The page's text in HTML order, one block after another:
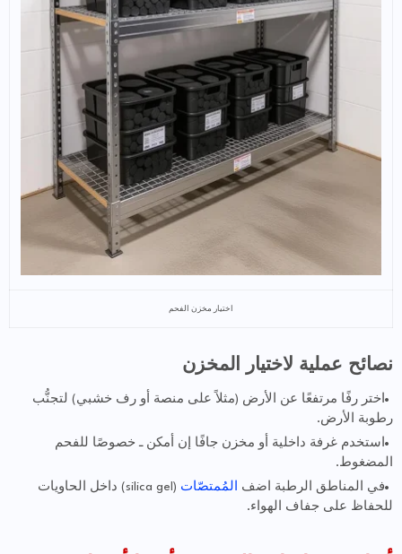
اختيار مخزن الفحم
نصائح عملية لاختيار المخزن
اختر رفًا مرتفعًا عن الأرض (مثلاً على منصة أو رف خشبي) لتجنُّب
رطوبة الأرض.
استخدم غرفة داخلية أو مخزن جافًا إن أمكن ـ خصوصًا للفحم
المضغوط.
في المناطق الرطبة اضف
المُمتصّات
(silica gel) داخل الحاويات
للحفاظ على جفاف الهواء.